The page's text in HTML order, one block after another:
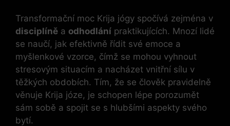
Transformační moc Krija jógy spočívá zejména v
disciplíně a odhodlání praktikujících. Mnozí lidé
se naučí, jak efektivně řídit své emoce a
myšlenkové vzorce, čímž se mohou vyhnout
stresovým situacím a nacházet vnitřní sílu v
těžkých obdobích. Tím, že se člověk pravidelně
věnuje Krija józe, je schopen lépe porozumět
sám sobě a spojit se s hlubšími aspekty svého
bytí.